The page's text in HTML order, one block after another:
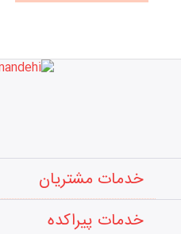
خدمات مشتریان
خدمات پیراکده